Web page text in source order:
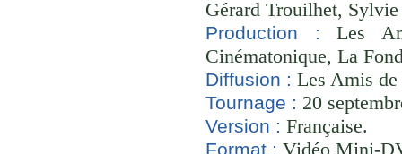
Gérard Trouilhet,
Production :
Les
Cinématonique, La
Diffusion : Les Amis
Tournage : 20
Version : Française.
Format : Vidéo Mini-